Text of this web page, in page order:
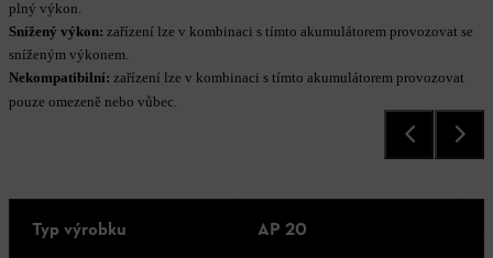
plný výkon.
Snížený výkon: zařízení lze v kombinaci s tímto akumulátorem provozovat se
sníženým výkonem.
Nekompatibilní: zařízení lze v kombinaci s tímto akumulátorem provozovat
pouze omezeně nebo vůbec.
Typ výrobku AP 20